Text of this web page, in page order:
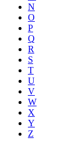
N
O
P
Q
R
S
T
U
V
W
X
Y
Z